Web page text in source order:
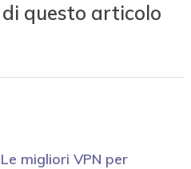
questo articolo
migliori VPN per